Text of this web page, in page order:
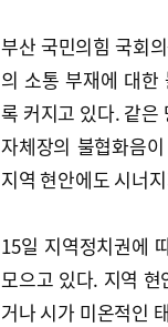
부산 국민의힘 국회
의 소통 부재에 대한
록 커지고 있다. 같은
자체장의 불협화음
지역 현안에도 시너
15일 지역정치권에
모으고 있다. 지역
거나 시가 미온적인